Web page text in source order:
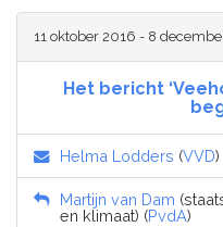
11 oktober 2016 - 8
Het bericht
Helma Lodders (VVD)
Martijn van Dam
en klimaat) (PvdA)